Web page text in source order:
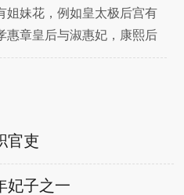
璹嫔和玉嫔叶赫那拉氏。说
姐妹花，例如皇太极后宫有
惠章皇后与淑惠妃，康熙后
后宫有怡嫔与白贵人，光绪
带来了相关内容，和大家
官吏
子之一